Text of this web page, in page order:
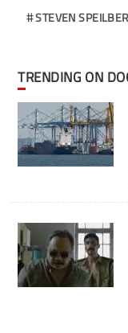
STEVEN
TRENDING ON